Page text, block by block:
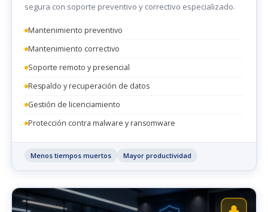
segura con soporte preventivo y correctivo especializado.
Mantenimiento preventivo
Mantenimiento correctivo
Soporte remoto y presencial
Respaldo y recuperación de datos
Gestión de licenciamiento
Protección contra malware y ransomware
Menos tiempos muertos Mayor productividad